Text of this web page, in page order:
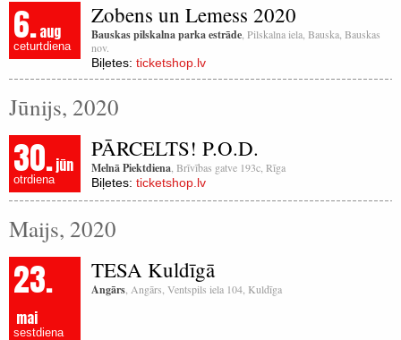
6.aug
ceturtdiena
Zobens un Lemess 2020
Bauskas pilskalna parka estrāde , Pilskalna iela, Bauska, Bauskas
nov.
Biļetes: ticketshop.lv
Jūnijs, 2020
30.jūn
otrdiena
PĀRCELTS! P.O.D.
Melnā Piektdiena , Brīvības gatve 193c, Rīga
Biļetes: ticketshop.lv
Maijs, 2020
23.
mai
sestdiena
TESA Kuldīgā
Angārs , Angārs, Ventspils iela 104, Kuldīga